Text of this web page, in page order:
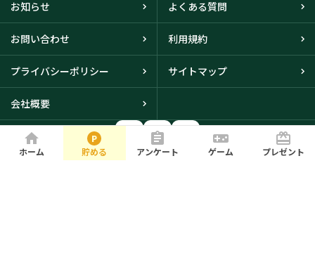
ホーム 貯める アンケート ゲーム プレゼント
お知らせ よくある質問
お問い合わせ 利用規約
プライバシーポリシー サイトマップ
会社概要